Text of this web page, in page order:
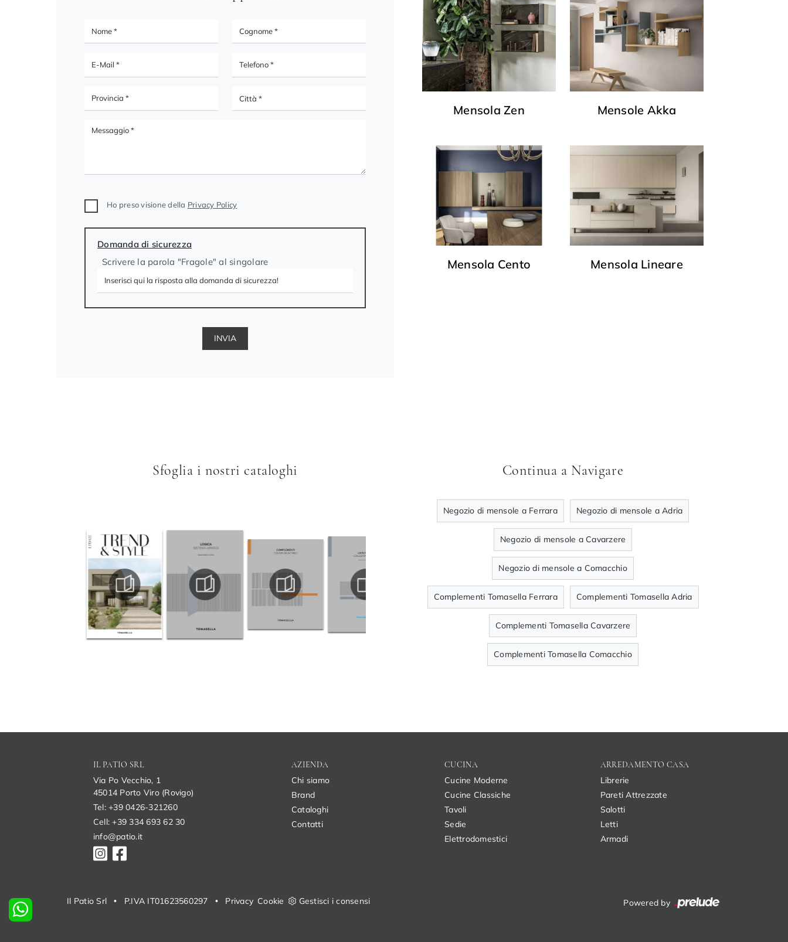
Ho preso visione della Privacy Policy
Domanda di sicurezza
Scrivere la parola "Fragole" al singolare
INVIA
Mensola Zen Mensole Akka
Mensola Cento Mensola Lineare
Sfoglia i nostri cataloghi Continua a Navigare
Negozio di mensole a Ferrara Negozio di mensole a Adria
Negozio di mensole a Cavarzere
Negozio di mensole a Comacchio
Complementi Tomasella Ferrara Complementi Tomasella Adria
Complementi Tomasella Cavarzere
Complementi Tomasella Comacchio
IL PATIO SRL
Via Po Vecchio, 1
45014 Porto Viro (Rovigo)
Tel: +39 0426-321260
Cell: +39 334 693 62 30
info@patio.it
AZIENDA
Chi siamo
Brand
Cataloghi
Contatti
CUCINA
Cucine Moderne
Cucine Classiche
Tavoli
Sedie
Elettrodomestici
ARREDAMENTO CASA
Librerie
Pareti Attrezzate
Salotti
Letti
Armadi
Il Patio Srl • P.IVA IT01623560297 • Privacy Cookie Gestisci i consensi Powered by